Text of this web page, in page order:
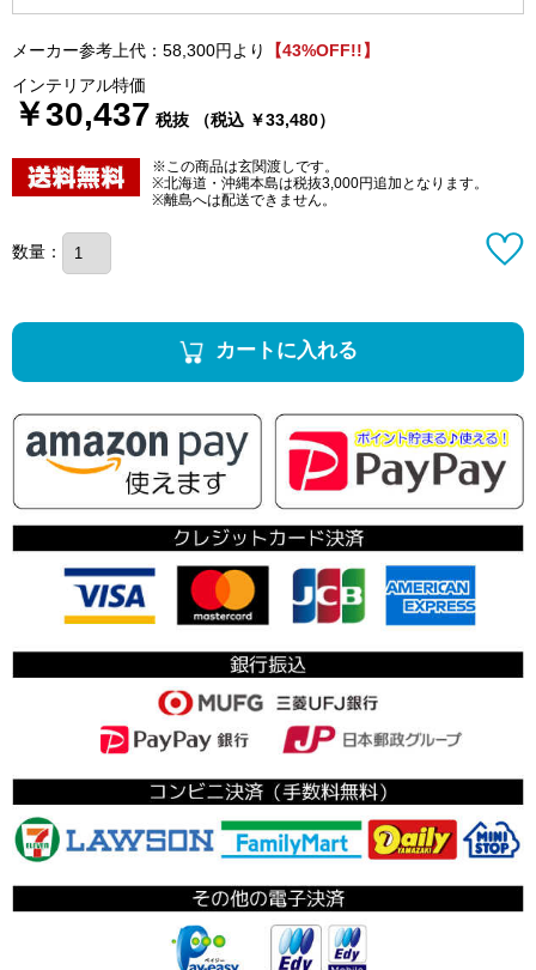
メーカー参考上代：58,300円より
【43%OFF!!】
インテリアル特価
￥30,437 税抜 （税込 ￥33,480）
※この商品は玄関渡しです。
※北海道・沖縄本島は税抜3,000円追加となります。
※離島へは配送できません。
数量：
カートに入れる